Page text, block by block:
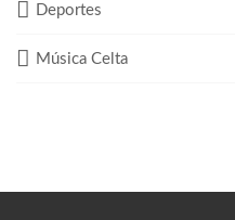
Deportes
Música Celta